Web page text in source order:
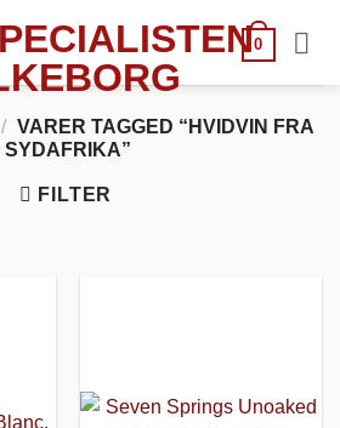
0
/ VARER TAGGED “HVIDVIN FRA
SYDAFRIKA”
FILTER